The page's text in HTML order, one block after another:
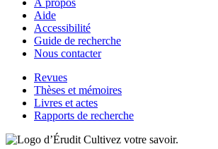
À propos
Aide
Accessibilité
Guide de recherche
Nous contacter
Revues
Thèses et mémoires
Livres et actes
Rapports de recherche
Cultivez votre savoir.